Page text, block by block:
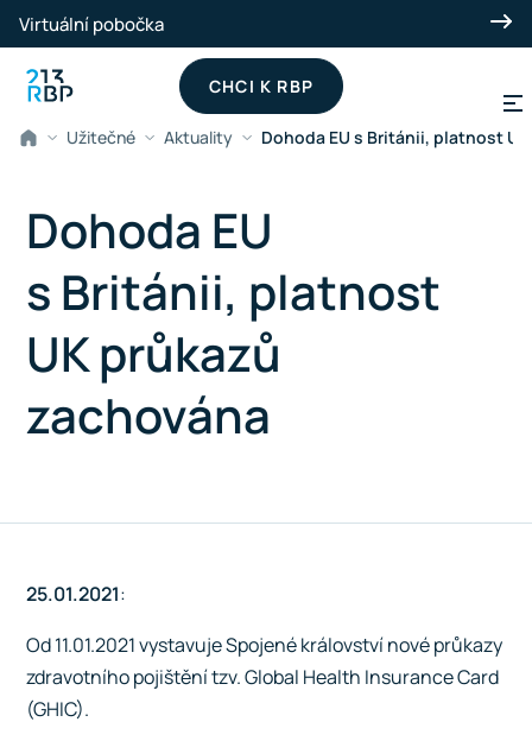
Přeskočit na hlavní obsah
Virtuální pobočka
CHCI K RBP
Užitečné Aktuality Dohoda EU s Británii, platnost
Dohoda EU
s Británii, platnost
UK průkazů
zachována
25.01.2021:
Od 11.01.2021 vystavuje Spojené království nové průkazy
zdravotního pojištění tzv. Global Health Insurance Card
(GHIC).